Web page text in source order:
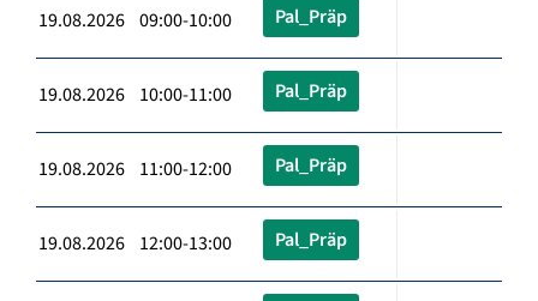
19.08.2026 09:00-10:00 Pal_Präp
19.08.2026 10:00-11:00 Pal_Präp
19.08.2026 11:00-12:00 Pal_Präp
19.08.2026 12:00-13:00 Pal_Präp